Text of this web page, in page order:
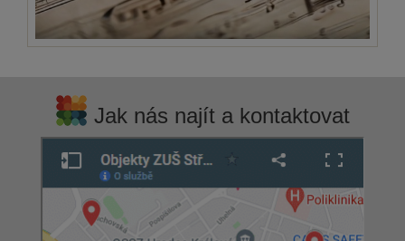
Jak nás najít a kontaktovat